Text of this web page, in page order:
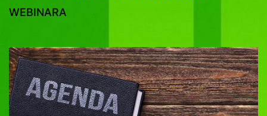
WEBINARA